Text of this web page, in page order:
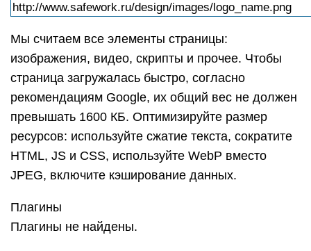
http://www.safework.ru/design/images/logo_name.png
Мы считаем все элементы страницы:
изображения, видео, скрипты и прочее. Чтобы
страница загружалась быстро, согласно
рекомендациям Google, их общий вес не должен
превышать 1600 КБ. Оптимизируйте размер
ресурсов: используйте сжатие текста, сократите
HTML, JS и CSS, используйте WebP вместо
JPEG, включите кэширование данных.
Плагины
Плагины не найдены.